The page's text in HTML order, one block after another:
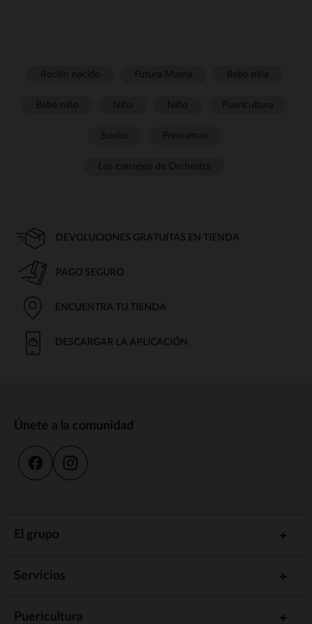
DEVOLUCIONES GRATUITAS EN TIENDA
PAGO SEGURO
ENCUENTRA TU TIENDA
DESCARGAR LA APLICACIÓN
Únete a la comunidad
El grupo
Servicios
Puericultura